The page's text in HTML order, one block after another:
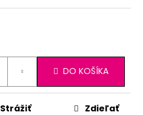
DO KOŠÍKA
Strážiť Zdieľať